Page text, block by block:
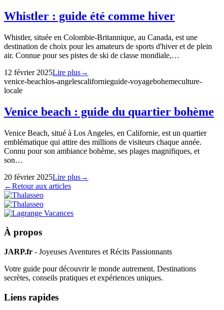
Whistler : guide été comme hiver
Whistler, située en Colombie-Britannique, au Canada, est une
destination de choix pour les amateurs de sports d'hiver et de plein
air. Connue pour ses pistes de ski de classe mondiale,…
12 février 2025Lire plus→
venice-beachlos-angelescalifornieguide-voyagebohemeculture-
locale
Venice beach : guide du quartier bohème
Venice Beach, situé à Los Angeles, en Californie, est un quartier
emblématique qui attire des millions de visiteurs chaque année.
Connu pour son ambiance bohème, ses plages magnifiques, et
son…
20 février 2025Lire plus→
←Retour aux articles
À propos
JARP.fr - Joyeuses Aventures et Récits Passionnants
Votre guide pour découvrir le monde autrement. Destinations
secrètes, conseils pratiques et expériences uniques.
Liens rapides